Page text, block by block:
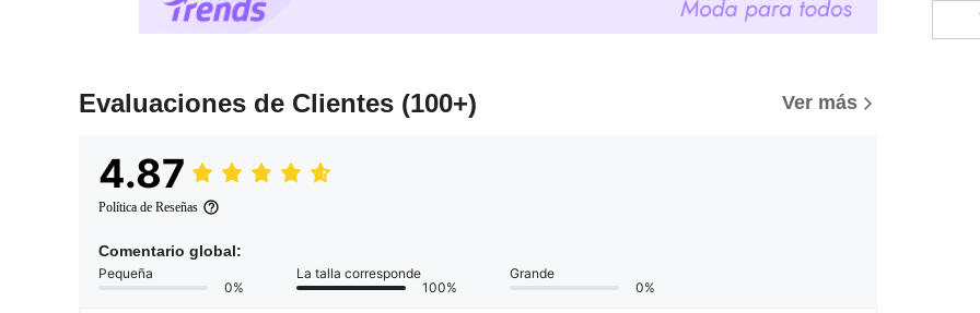
Evaluaciones de Clientes (100+) Ver más
4.87
Política de Reseñas
Comentario global:
Pequeña
0%
La talla corresponde
100%
Grande
0%